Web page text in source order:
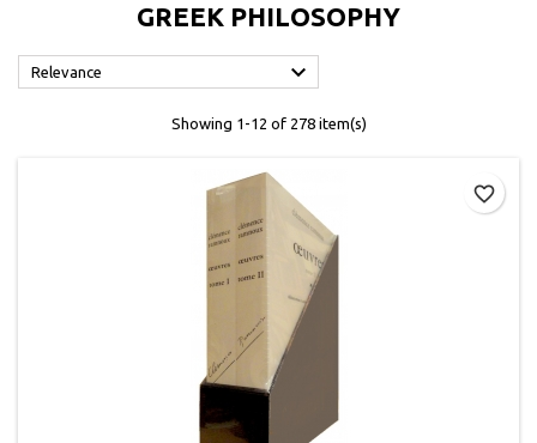
GREEK PHILOSOPHY
Relevance 
Showing 1-12 of 278 item(s)
favorite_border